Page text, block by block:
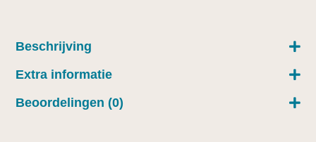
Beschrijving
Extra informatie
Beoordelingen (0)